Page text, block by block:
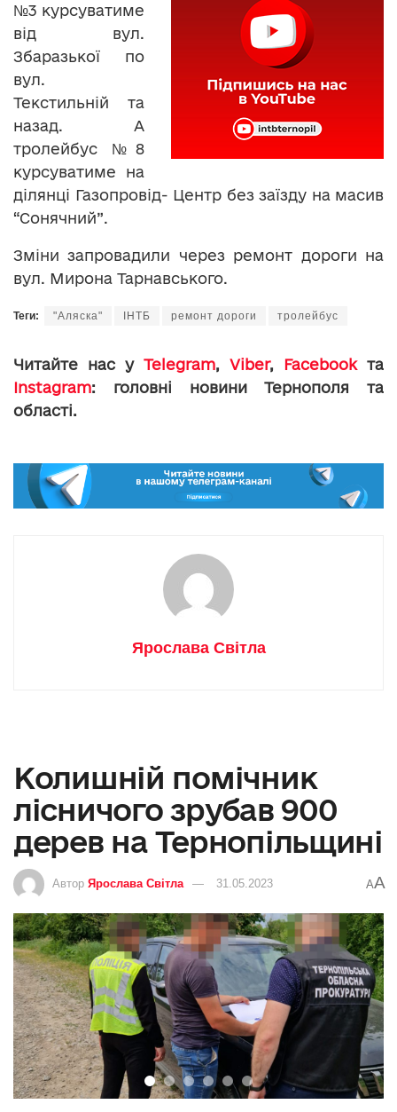
№3 курсуватиме
від вул.
Збаразької по
вул.
Текстильній та
назад. А
тролейбус №8
курсуватиме на
ділянці Газопровід- Центр без заїзду на масив
“Сонячний”.
Зміни запровадили через ремонт дороги на
вул. Мирона Тарнавського.
Теги: "Аляска" ІНТБ ремонт дороги тролейбус
Читайте нас у Telegram, Viber, Facebookта
Instagram: головні новини Тернополя та
області.
Ярослава Світла
Колишній помічник
лісничого зрубав 900
дерев на Тернопільщині
Автор Ярослава Світла 31.05.2023 AA